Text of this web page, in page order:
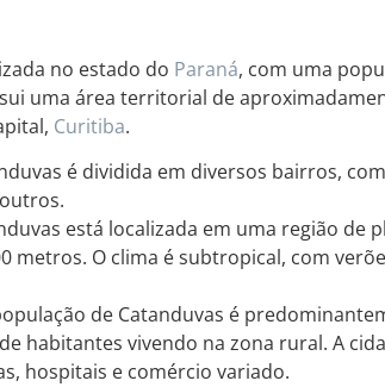
no estado do Paraná, com uma
uma área territorial de
Curitiba.
é dividida em diversos bairros,
está localizada em uma região de
metros. O clima é subtropical, com
de Catanduvas é
habitantes vivendo na zona rural. A
hospitais e comércio variado.